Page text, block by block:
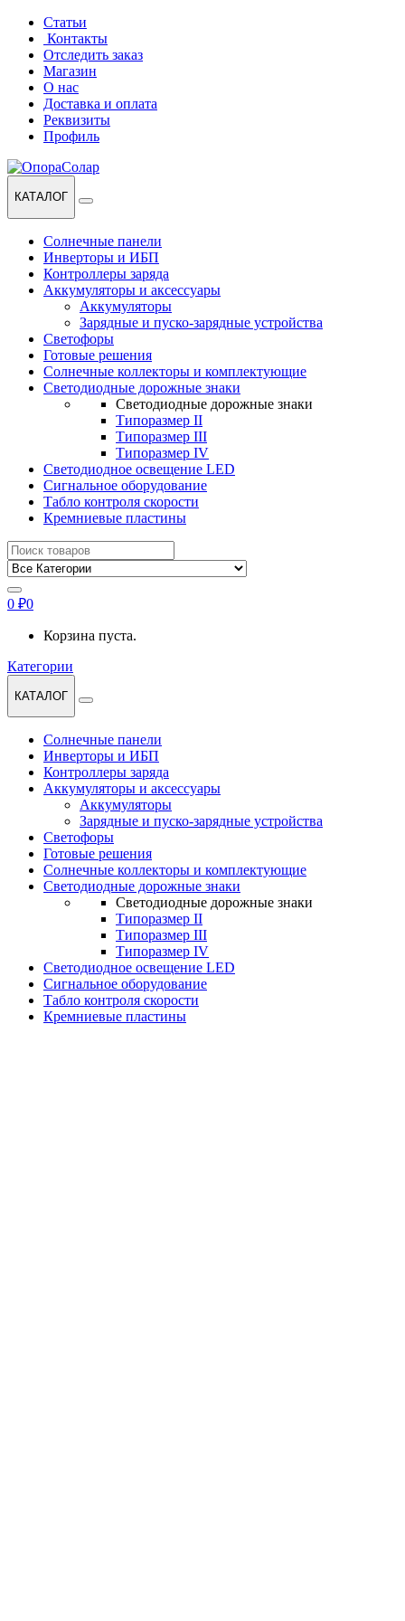
Перейти
навигации
Перейти
содержанию
Статьи
Контакты
Отследить заказ
Магазин
О нас
Доставка и оплата
Реквизиты
Профиль
КАТАЛОГ
Солнечные панели
Инверторы и ИБП
Контроллеры заряда
Аккумуляторы и аксессуары
Аккумуляторы
Зарядные и пуско-зарядные устройства
Светофоры
Готовые решения
Солнечные коллекторы и комплектующие
Светодиодные дорожные знаки
Светодиодные дорожные знаки
Типоразмер II
Типоразмер III
Типоразмер IV
Светодиодное освещение LED
Сигнальное оборудование
Табло контроля скорости
Кремниевые пластины
Найти:
0 ₽0
Корзина пуста.
Категории
КАТАЛОГ
Солнечные панели
Инверторы и ИБП
Контроллеры заряда
Аккумуляторы и аксессуары
Аккумуляторы
Зарядные и пуско-зарядные устройства
Светофоры
Готовые решения
Солнечные коллекторы и комплектующие
Светодиодные дорожные знаки
Светодиодные дорожные знаки
Типоразмер II
Типоразмер III
Типоразмер IV
Светодиодное освещение LED
Сигнальное оборудование
Табло контроля скорости
Кремниевые пластины